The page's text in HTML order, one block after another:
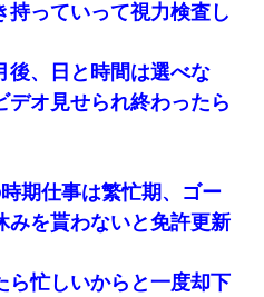
持っていって視力検査し
後、日と時間は選べな
デオ見せられ終わったら
期仕事は繁忙期、ゴー
みを貰わないと免許更新
ら忙しいからと一度却下